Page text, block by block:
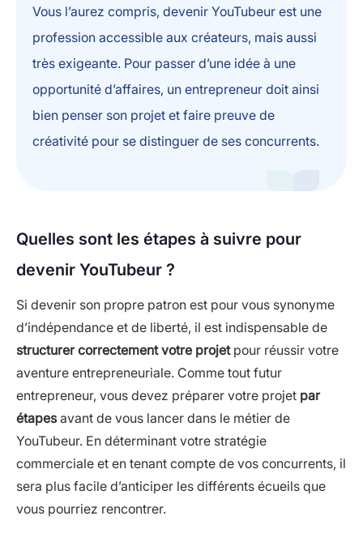
Vous l’aurez compris, devenir YouTubeur est une
profession accessible aux créateurs, mais aussi
très exigeante. Pour passer d’une idée à une
opportunité d’affaires, un entrepreneur doit ainsi
bien penser son projet et faire preuve de
créativité pour se distinguer de ses concurrents.
Quelles sont les étapes à suivre pour
devenir YouTubeur ?
Si devenir son propre patron est pour vous synonyme
d’indépendance et de liberté, il est indispensable de
structurer correctement votre projetpour réussir votre
aventure entrepreneuriale. Comme tout futur
entrepreneur, vous devez préparer votre projet par
étapesavant de vous lancer dans le métier de
YouTubeur. En déterminant votre stratégie
commerciale et en tenant compte de vos concurrents, il
sera plus facile d’anticiper les différents écueils que
vous pourriez rencontrer.